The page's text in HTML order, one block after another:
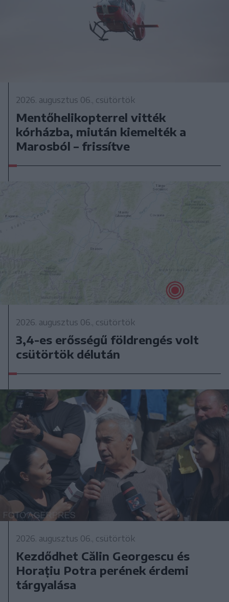
2026. augusztus 06., csütörtök
Mentőhelikopterrel vitték
kórházba, miután kiemelték a
Marosból – frissítve
2026. augusztus 06., csütörtök
3,4-es erősségű földrengés volt
csütörtök délután
2026. augusztus 06., csütörtök
Kezdődhet Călin Georgescu és
Horațiu Potra perének érdemi
tárgyalása